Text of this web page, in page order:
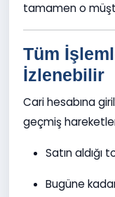
tamamen o
Tüm
İzlenebilir
Cari hesabına
geçmiş
Satın aldığı
Bugüne